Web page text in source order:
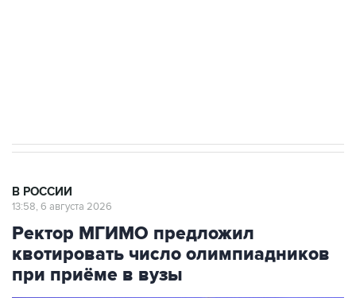
В РОССИИ
13:58, 6 августа 2026
Ректор МГИМО предложил
квотировать число олимпиадников
при приёме в вузы